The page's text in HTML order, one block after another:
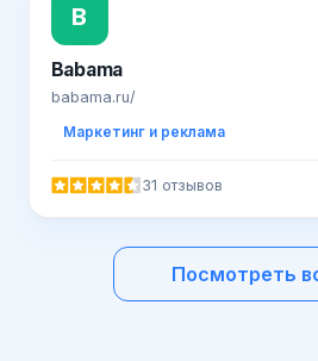
B
Babama
babama.ru/
Маркетинг и реклама
31 отзывов
Посмотреть